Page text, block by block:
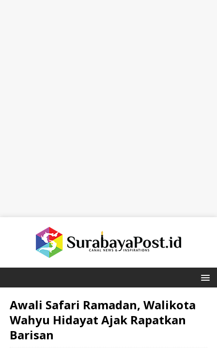
Awali Safari Ramadan, Walikota
Wahyu Hidayat Ajak Rapatkan
Barisan